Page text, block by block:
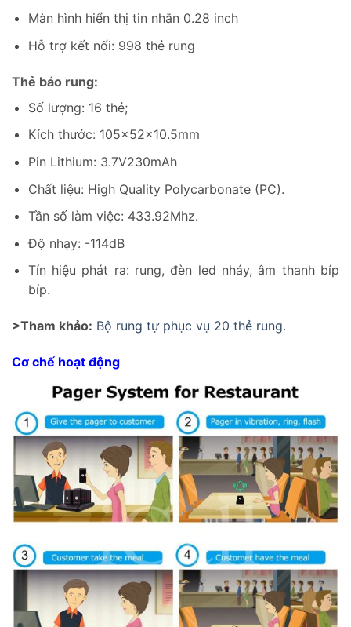
Màn hình hiển thị tin nhắn 0.28 inch
Hỗ trợ kết nối: 998 thẻ rung
Thẻ báo rung:
Số lượng: 16 thẻ;
Kích thước: 105x52x10.5mm
Pin Lithium: 3.7V230mAh
Chất liệu: High Quality Polycarbonate (PC).
Tần số làm việc: 433.92Mhz.
Độ nhạy: -114dB
Tín hiệu phát ra: rung, đèn led nháy, âm thanh bíp
bíp.
>Tham khảo: Bộ rung tự phục vụ 20 thẻ rung.
Cơ chế hoạt động